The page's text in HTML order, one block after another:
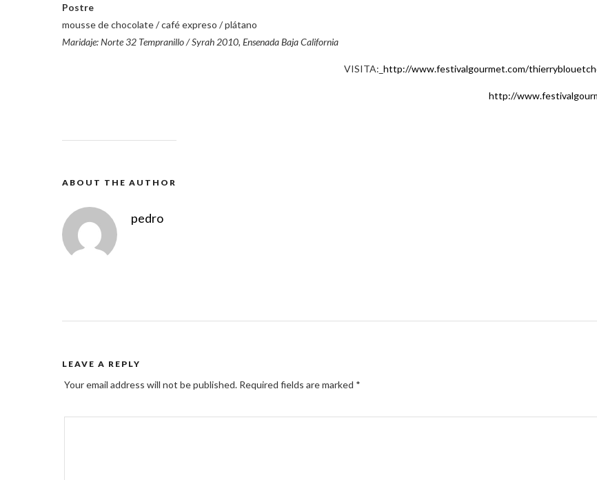
Postre
mousse de chocolate / café expreso / plátano
Maridaje: Norte 32 Tempranillo / Syrah 2010, Ensenada Baja California
VISITA: http://www.festivalgourmet.com/
http://
ABOUT THE AUTHOR
pedro
LEAVE A REPLY
Your email address will not be published. Required fields are marked *